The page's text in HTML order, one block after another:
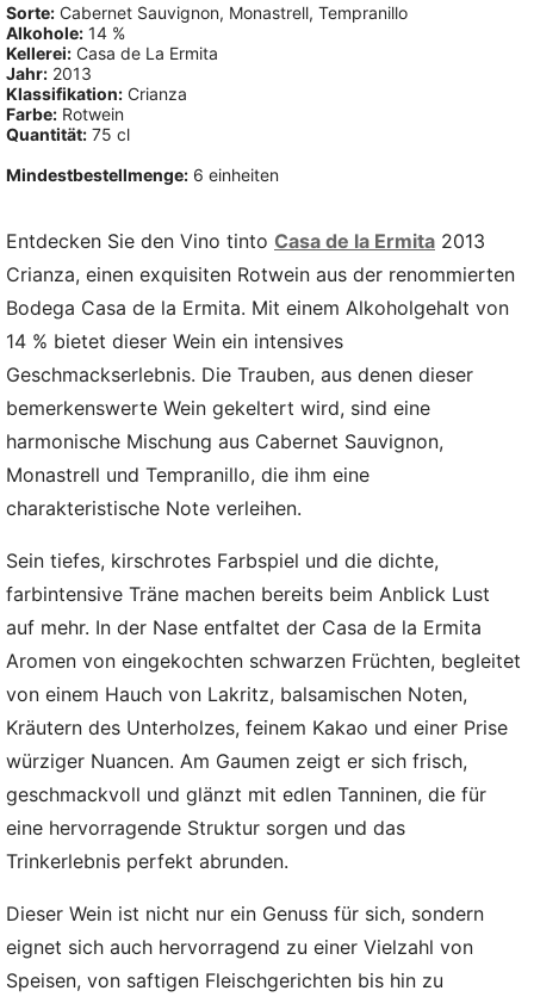
Sorte: Cabernet Sauvignon, Monastrell, Tempranillo
Alkohole: 14 %
Kellerei: Casa de La Ermita
Jahr: 2013
Klassifikation: Crianza
Farbe: Rotwein
Quantität: 75 cl
Mindestbestellmenge: 6 einheiten
Entdecken Sie den Vino tinto Casa de la Ermita 2013
Crianza, einen exquisiten Rotwein aus der renommierten
Bodega Casa de la Ermita. Mit einem Alkoholgehalt von
14 % bietet dieser Wein ein intensives
Geschmackserlebnis. Die Trauben, aus denen dieser
bemerkenswerte Wein gekeltert wird, sind eine
harmonische Mischung aus Cabernet Sauvignon,
Monastrell und Tempranillo, die ihm eine
charakteristische Note verleihen.
Sein tiefes, kirschrotes Farbspiel und die dichte,
farbintensive Träne machen bereits beim Anblick Lust
auf mehr. In der Nase entfaltet der Casa de la Ermita
Aromen von eingekochten schwarzen Früchten, begleitet
von einem Hauch von Lakritz, balsamischen Noten,
Kräutern des Unterholzes, feinem Kakao und einer Prise
würziger Nuancen. Am Gaumen zeigt er sich frisch,
geschmackvoll und glänzt mit edlen Tanninen, die für
eine hervorragende Struktur sorgen und das
Trinkerlebnis perfekt abrunden.
Dieser Wein ist nicht nur ein Genuss für sich, sondern
eignet sich auch hervorragend zu einer Vielzahl von
Speisen, von saftigen Fleischgerichten bis hin zu